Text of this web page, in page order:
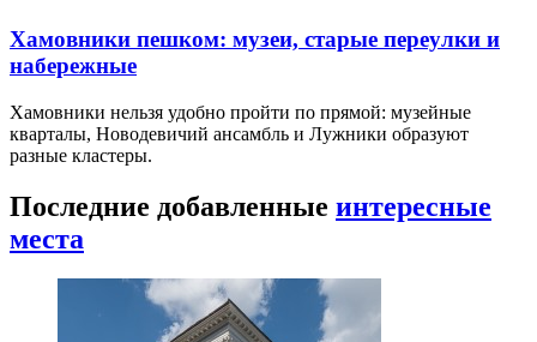
Хамовники пешком: музеи, старые переулки и
набережные
Хамовники нельзя удобно пройти по прямой: музейные
кварталы, Новодевичий ансамбль и Лужники образуют
разные кластеры.
Последние добавленные интересные
места